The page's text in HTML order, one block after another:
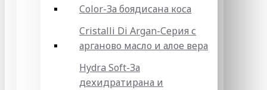
Color-За боядисана коса
Cristalli Di Argan-Серия с
арганово масло и алое вера
Hydra Soft-За
дехидратирана и